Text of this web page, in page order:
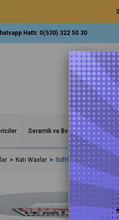
Hattı: 0(530) 322 50 30
Seramik ve Boya Korumalar
Katı Waxlar Soft99 Kiwami Aşırı